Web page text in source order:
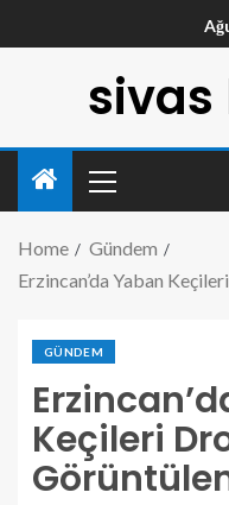
Home
Gündem
Erzincan’da Yaban
GÜNDEM
Keçileri